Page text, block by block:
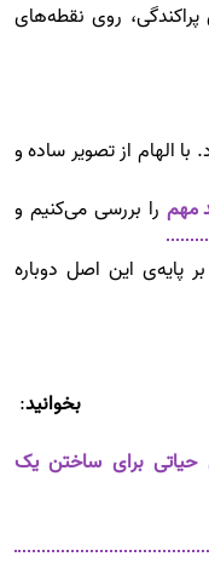
روی نقطه‌های
الهام از تصویر ساده و
مهمرا بررسی می‌کنیم و
پایه‌ی این اصل دوباره
بخوانید:
حیاتی برای ساختن یک